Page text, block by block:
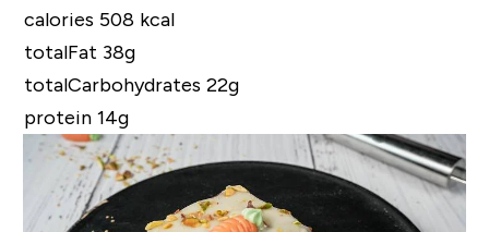
calories 508 kcal
totalFat 38g
totalCarbohydrates 22g
protein 14g